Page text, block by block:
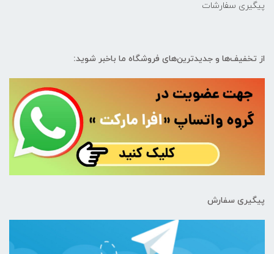
پیگیری سفارشات
از تخفیف‌ها و جدیدترین‌های فروشگاه ما باخبر شوید:
پیگیری سفارش